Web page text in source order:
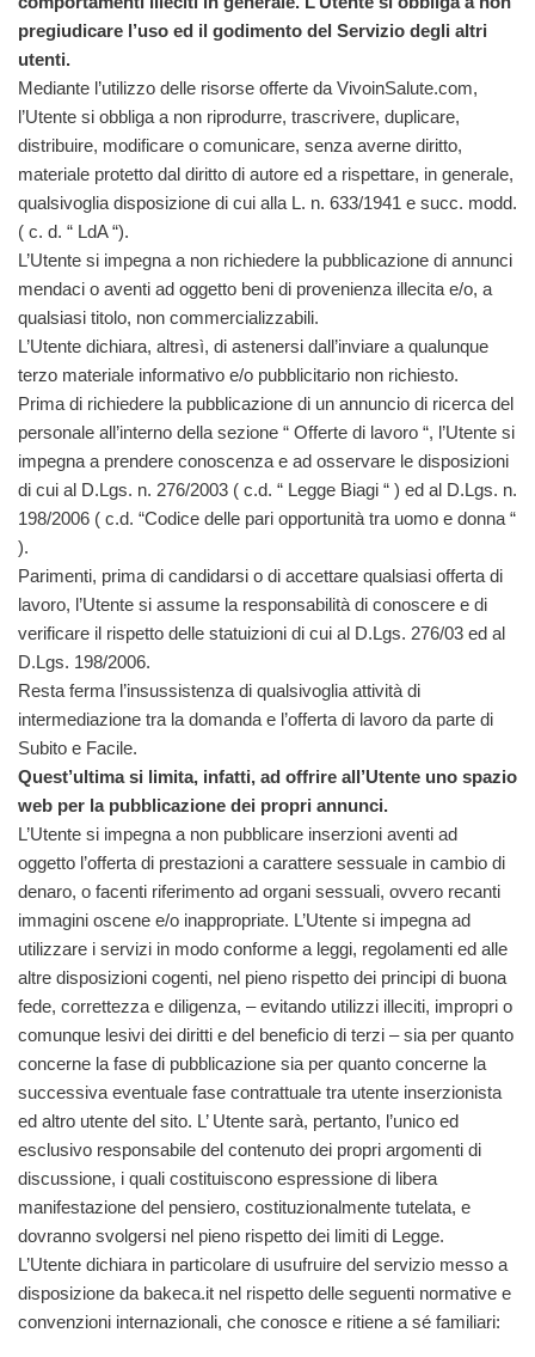
pregiudicare l’uso ed il godimento del Servizio degli altri
utenti.
Mediante l’utilizzo delle risorse offerte da VivoinSalute.com,
l’Utente si obbliga a non riprodurre, trascrivere, duplicare,
distribuire, modificare o comunicare, senza averne diritto,
materiale protetto dal diritto di autore ed a rispettare, in generale,
qualsivoglia disposizione di cui alla L. n. 633/1941 e succ. modd.
( c. d. “ LdA “).
L’Utente si impegna a non richiedere la pubblicazione di annunci
mendaci o aventi ad oggetto beni di provenienza illecita e/o, a
qualsiasi titolo, non commercializzabili.
L’Utente dichiara, altresì, di astenersi dall’inviare a qualunque
terzo materiale informativo e/o pubblicitario non richiesto.
Prima di richiedere la pubblicazione di un annuncio di ricerca del
personale all’interno della sezione “ Offerte di lavoro “, l’Utente si
impegna a prendere conoscenza e ad osservare le disposizioni
di cui al D.Lgs. n. 276/2003 ( c.d. “ Legge Biagi “ ) ed al D.Lgs. n.
198/2006 ( c.d. “Codice delle pari opportunità tra uomo e donna “
).
Parimenti, prima di candidarsi o di accettare qualsiasi offerta di
lavoro, l’Utente si assume la responsabilità di conoscere e di
verificare il rispetto delle statuizioni di cui al D.Lgs. 276/03 ed al
D.Lgs. 198/2006.
Resta ferma l’insussistenza di qualsivoglia attività di
intermediazione tra la domanda e l’offerta di lavoro da parte di
Subito e Facile.
Quest’ultima si limita, infatti, ad offrire all’Utente uno spazio
web per la pubblicazione dei propri annunci.
L’Utente si impegna a non pubblicare inserzioni aventi ad
oggetto l’offerta di prestazioni a carattere sessuale in cambio di
denaro, o facenti riferimento ad organi sessuali, ovvero recanti
immagini oscene e/o inappropriate. L’Utente si impegna ad
utilizzare i servizi in modo conforme a leggi, regolamenti ed alle
altre disposizioni cogenti, nel pieno rispetto dei principi di buona
fede, correttezza e diligenza, – evitando utilizzi illeciti, impropri o
comunque lesivi dei diritti e del beneficio di terzi – sia per quanto
concerne la fase di pubblicazione sia per quanto concerne la
successiva eventuale fase contrattuale tra utente inserzionista
ed altro utente del sito. L’ Utente sarà, pertanto, l’unico ed
esclusivo responsabile del contenuto dei propri argomenti di
discussione, i quali costituiscono espressione di libera
manifestazione del pensiero, costituzionalmente tutelata, e
dovranno svolgersi nel pieno rispetto dei limiti di Legge.
L’Utente dichiara in particolare di usufruire del servizio messo a
disposizione da bakeca.it nel rispetto delle seguenti normative e
convenzioni internazionali, che conosce e ritiene a sé familiari: